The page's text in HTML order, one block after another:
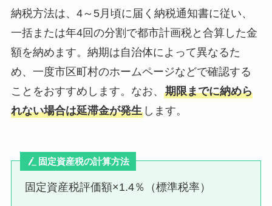
納税方法は、4～5月頃に届く納税通知書に従い、
一括または年4回の分割で都市計画税と合算した金
額を納めます。納期は自治体によって異なるた
め、一度市区町村のホームページなどで確認する
ことをおすすめします。なお、 期限までに納めら
れない場合は延滞金が発生します。
固定資産税の計算方法
固定資産税評価額×1.4％（標準税率）